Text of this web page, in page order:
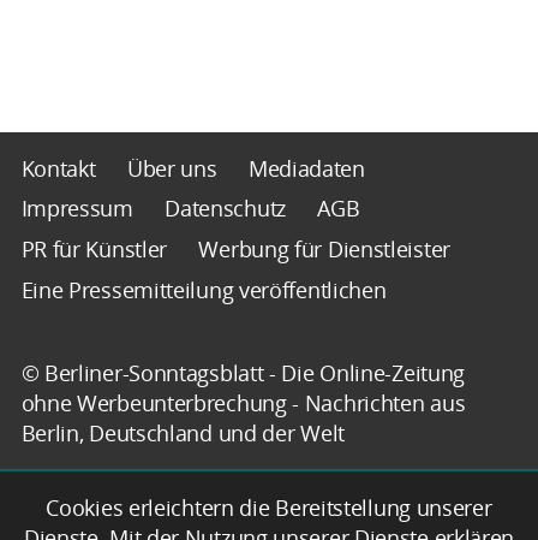
Kontakt Über uns
Mediadaten
Impressum
Datenschutz
AGB
PR für Künstler
Werbung für Dienstleister
Eine Pressemitteilung veröffentlichen
© Berliner-Sonntagsblatt - Die Online-Zeitung
ohne Werbeunterbrechung - Nachrichten aus
Berlin, Deutschland und der Welt
Cookies erleichtern die Bereitstellung unserer